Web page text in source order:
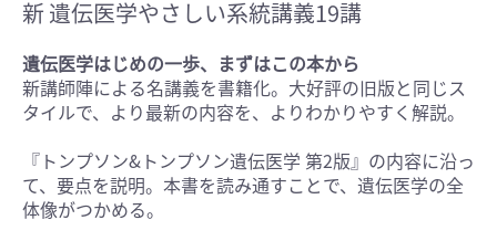
新 遺伝医学やさしい系統講義19講
遺伝医学はじめの一歩、まずはこの本から
新講師陣による名講義を書籍化。大好評の旧版と同じス
タイルで、より最新の内容を、よりわかりやすく解説。
『トンプソン&トンプソン遺伝医学 第2版』の内容に沿っ
て、要点を説明。本書を読み通すことで、遺伝医学の全
体像がつかめる。